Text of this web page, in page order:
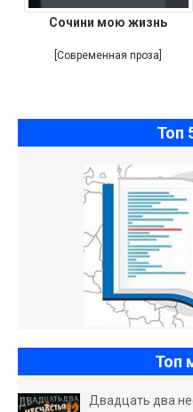
Сочини мою жизнь
[Современная проза]
Топ
Топ
Двадцать два